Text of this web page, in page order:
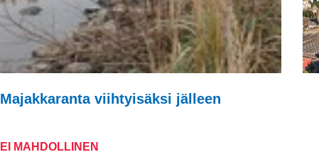
Majakkaranta viihtyisäksi jälleen
EI MAHDOLLINEN